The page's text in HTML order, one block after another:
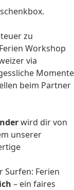
zu
Workshop
via
Momente
beim Partner
wird dir von
unserer
Surfen: Ferien
– ein faires